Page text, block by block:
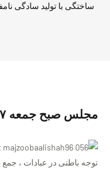
ساختگی با تولید سادگی
مجلس صبح جمعه ١٧-٩-٩۶- خانمها
توجه باطنی در عبادات ، جمع